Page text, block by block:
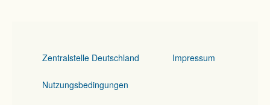
Zentralstelle Deutschland Impressum
Nutzungsbedingungen